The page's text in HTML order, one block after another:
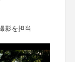
影を担当